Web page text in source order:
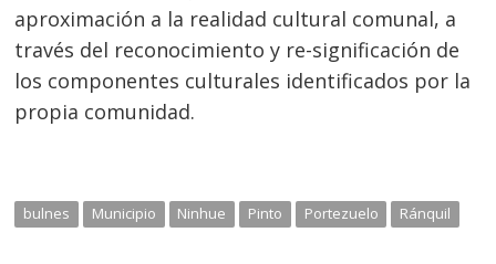
aproximación a la realidad cultural comunal, a
través del reconocimiento y re-significación de
los componentes culturales identificados por la
propia comunidad.
bulnes Municipio Ninhue Pinto Portezuelo Ránquil